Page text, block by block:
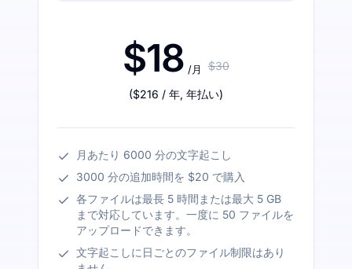
$18 /月 $30
($216 / 年, 年払い)
月あたり 6000 分の文字起こし
3000 分の追加時間を $20 で購入
各ファイルは最長 5 時間または最大 5 GB
まで対応しています。一度に 50 ファイルを
アップロードできます。
文字起こしに日ごとのファイル制限はあり